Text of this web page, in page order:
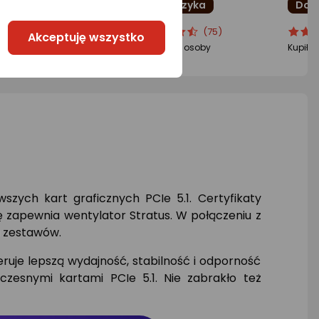
(8)
113 osób
Do koszyka
produktu
4.5/5
produktu
(75)
Kupiły 923 osoby
Do
ocena
Kupiły
kart graficznych PCIe 5.1. Certyfikaty
wentylator Stratus. W połączeniu z
lepszą wydajność, stabilność i odporność
kartami PCIe 5.1. Nie zabrakło też
Akceptuję wszystko